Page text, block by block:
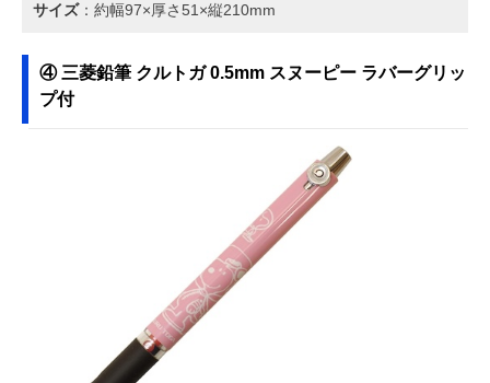
サイズ：約幅97×厚さ51×縦210mm
④ 三菱鉛筆 クルトガ 0.5mm スヌーピー ラバーグリッ
プ付